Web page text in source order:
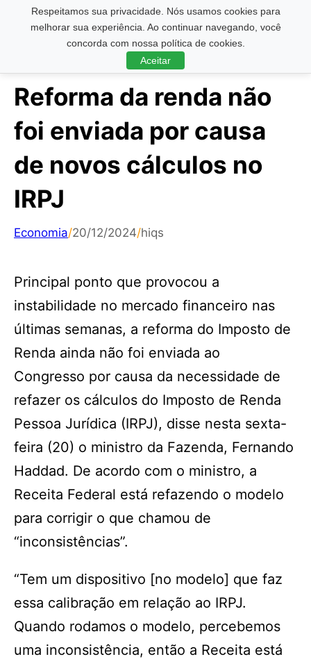
Respeitamos sua privacidade. Nós usamos cookies para
melhorar sua experiência. Ao continuar navegando, você
concorda com nossa política de cookies.
Aceitar
Pesquisar ...
Reforma da renda não
foi enviada por causa
de novos cálculos no
IRPJ
Economia/20/12/2024/hiqs
Principal ponto que provocou a
instabilidade no mercado financeiro nas
últimas semanas, a reforma do Imposto de
Renda ainda não foi enviada ao
Congresso por causa da necessidade de
refazer os cálculos do Imposto de Renda
Pessoa Jurídica (IRPJ), disse nesta sexta-
feira (20) o ministro da Fazenda, Fernando
Haddad. De acordo com o ministro, a
Receita Federal está refazendo o modelo
para corrigir o que chamou de
“inconsistências”.
“Tem um dispositivo [no modelo] que faz
essa calibração em relação ao IRPJ.
Quando rodamos o modelo, percebemos
uma inconsistência, então a Receita está